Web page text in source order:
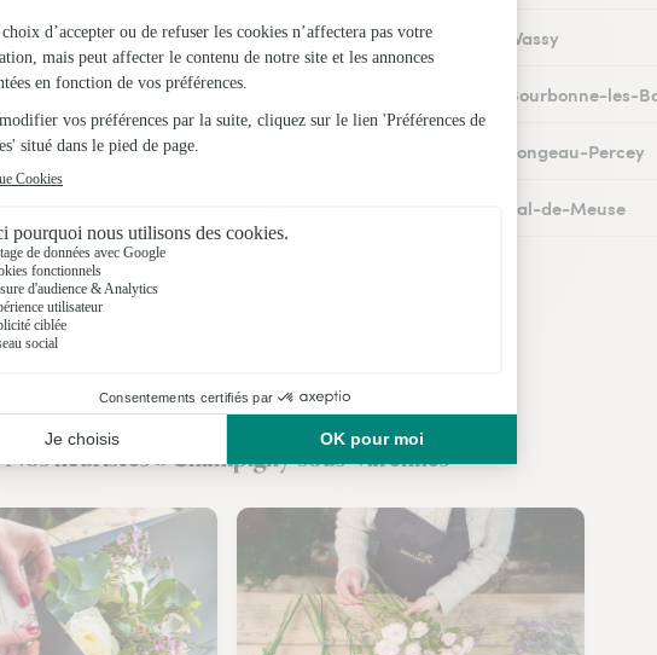
Fleuristes à Wassy
Fleuristes à Bourbonne-les-
Fleuristes à Longeau-Percey
Fleuristes à Val-de-Meuse
Nos fleuristes à Champigny-sous-Varennes